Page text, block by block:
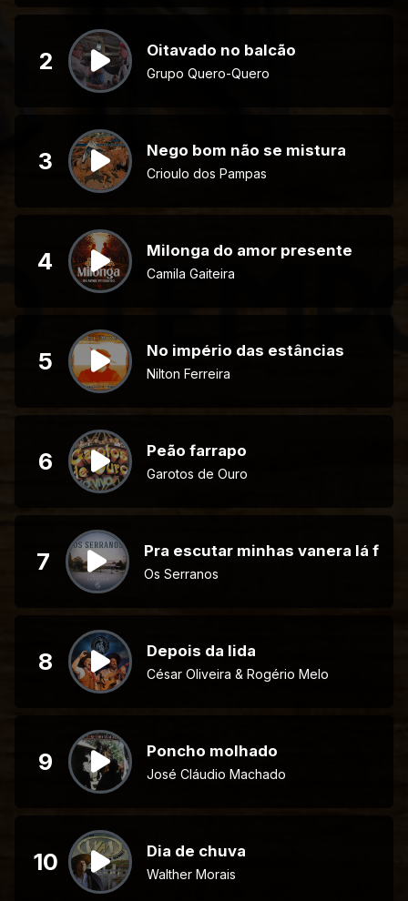
2 Oitavado no balcão
Grupo Quero-Quero
3 Nego bom não se mistura
Crioulo dos Pampas
4 Milonga do amor presente
Camila Gaiteira
5 No império das estâncias
Nilton Ferreira
6 Peão farrapo
Garotos de Ouro
7 Pra escutar minhas vanera lá fora
Os Serranos
8 Depois da lida
César Oliveira & Rogério Melo
9 Poncho molhado
José Cláudio Machado
10 Dia de chuva
Walther Morais